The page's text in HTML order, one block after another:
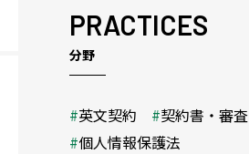
PRACTICES
分野
英文契約
契約書・審査
個人情報保護法